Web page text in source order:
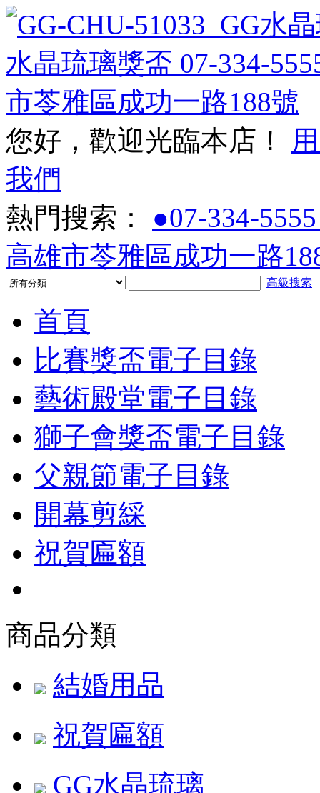
您好，歡迎光臨本店！
我們
熱門搜索： ●07-334-
高雄市苓雅區成功一路
高級搜索
首頁
比賽獎盃電子目錄
藝術殿堂電子目錄
獅子會獎盃電子目錄
父親節電子目錄
開幕剪綵
祝賀匾額
商品分類
結婚用品
祝賀匾額
GG水晶琉璃